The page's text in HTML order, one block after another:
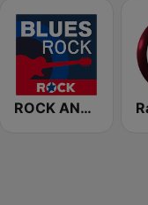
ROCK ANTENNE Blues Rock